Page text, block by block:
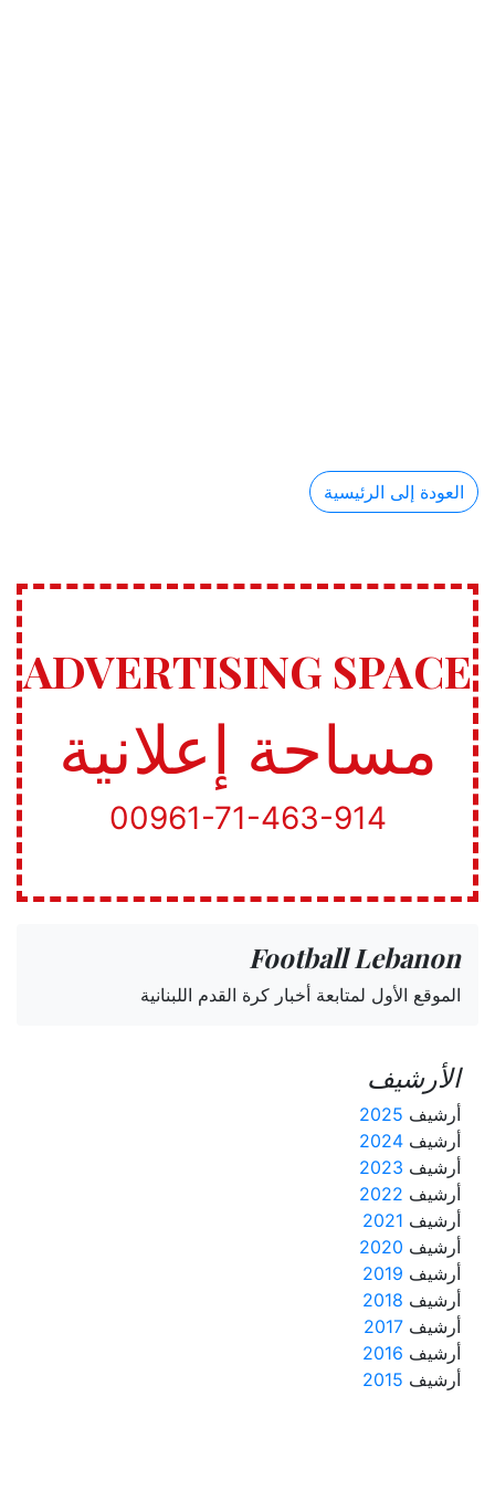
العودة إلى الرئيسية
ADVERTISING SPACE
مساحة إعلانية
00961-71-463-914
Football Lebanon
الموقع الأول لمتابعة أخبار كرة القدم اللبنانية
الأرشيف
أرشيف 2025
أرشيف 2024
أرشيف 2023
أرشيف 2022
أرشيف 2021
أرشيف 2020
أرشيف 2019
أرشيف 2018
أرشيف 2017
أرشيف 2016
أرشيف 2015